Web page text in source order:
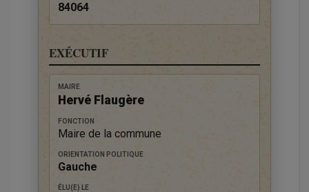
84064
EXÉCUTIF
MAIRE
Hervé Flaugère
FONCTION
Maire de la commune
ORIENTATION POLITIQUE
Gauche
ÉLU(E) LE